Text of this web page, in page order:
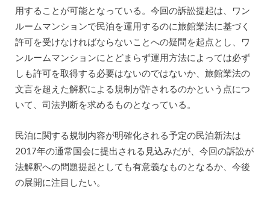
用することが可能となっている。今回の訴訟提起は、ワン
ルームマンションで民泊を運用するのに旅館業法に基づく
許可を受けなければならないことへの疑問を起点とし、ワ
ンルームマンションにとどまらず運用方法によっては必ず
しも許可を取得する必要はないのではないか、旅館業法の
文言を超えた解釈による規制が許されるのかという点につ
いて、司法判断を求めるものとなっている。
民泊に関する規制内容が明確化される予定の民泊新法は
2017年の通常国会に提出される見込みだが、今回の訴訟が
法解釈への問題提起としても有意義なものとなるか、今後
の展開に注目したい。